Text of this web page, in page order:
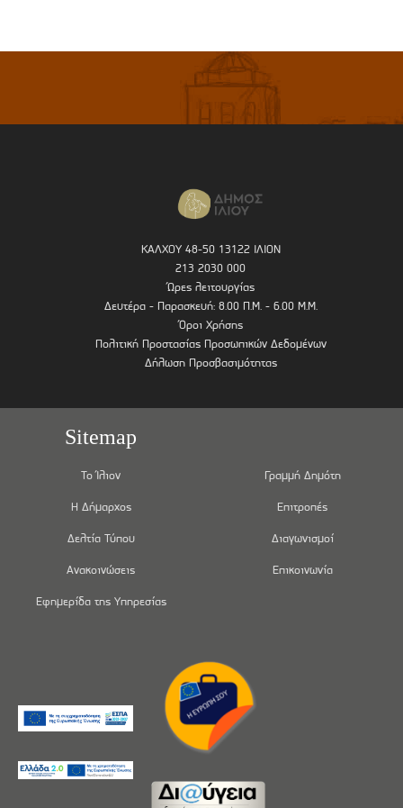
ΚΑΛΧΟΥ 48-50 13122 ΙΛΙΟΝ
213 2030 000
Ώρες λειτουργίας
Δευτέρα - Παρασκευή: 8.00 Π.Μ. - 6.00 Μ.Μ.
Όροι Χρήσης
Πολιτική Προστασίας Προσωπικών Δεδομένων
Δήλωση Προσβασιμότητας
Sitemap
Το Ίλιον
Η Δήμαρχος
Δελτία Τύπου
Ανακοινώσεις
Εφημερίδα της Υπηρεσίας
Γραμμή Δημότη
Επιτροπές
Διαγωνισμοί
Επικοινωνία